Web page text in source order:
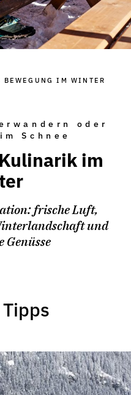
IM WINTER
oder
Schnee
im
frische Luft,
und